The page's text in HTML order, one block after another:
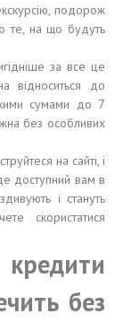
подорож
те, на що будуть
за все це
відноситься до
сумами до 7
без особливих
на сайті, і
доступний вам в
і стануть
скористатися
без